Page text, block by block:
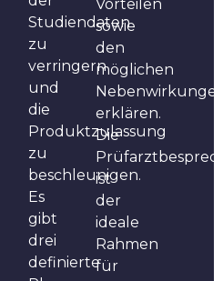
Studiendaten
zu
verringern
und
die
Produktzulassung
zu
beschleunigen.
Es
gibt
drei
definierte
Vorteilen
sowie
den
möglichen
erklären.
Die
ist
der
ideale
Rahmen
für